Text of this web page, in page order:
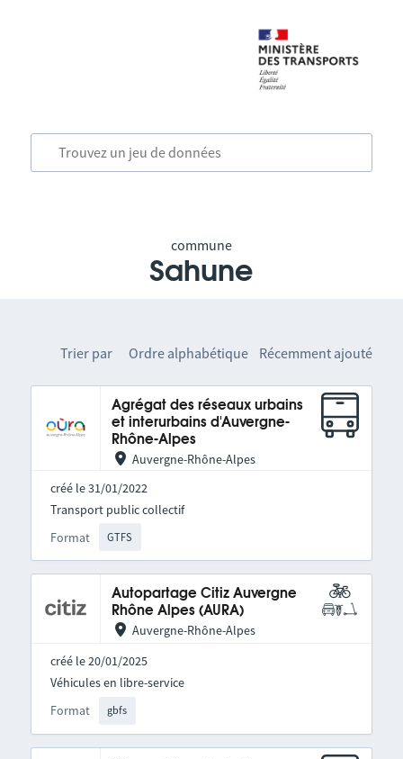
commune
Sahune
Trier par Ordre alphabétique Récemment ajouté
Agrégat des réseaux urbains
et interurbains d'Auvergne-
Rhône-Alpes
Auvergne-Rhône-Alpes
créé le 31/01/2022
Format GTFS
Transport public collectif
Autopartage Citiz Auvergne
Rhône Alpes (AURA)
Auvergne-Rhône-Alpes
créé le 20/01/2025
Format gbfs
Véhicules en libre-service